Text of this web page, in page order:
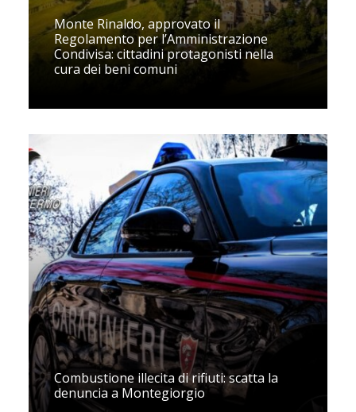
Monte Rinaldo, approvato il
Regolamento per l’Amministrazione
Condivisa: cittadini protagonisti nella
cura dei beni comuni
Combustione illecita di rifiuti: scatta la
denuncia a Montegiorgio